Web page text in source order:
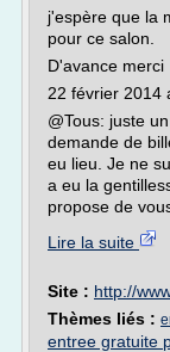
j'espère que la
pour ce salon.
D'avance merci
22 février 2014
@Tous: juste
demande de
eu lieu. Je ne
a eu la
propose de
Lire la suite
Site : http://
Thèmes liés :
entree gratuite